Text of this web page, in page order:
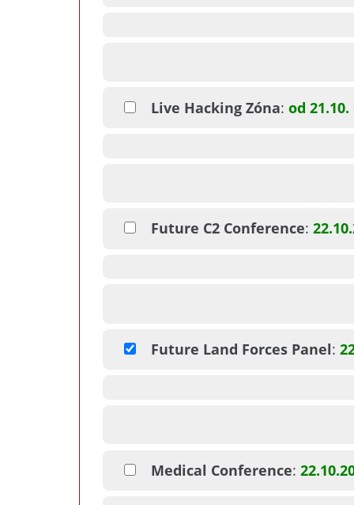
Live Hacking Zóna: od 21.10.
Future C2 Conference:
Future Land Forces Panel:
Medical Conference: